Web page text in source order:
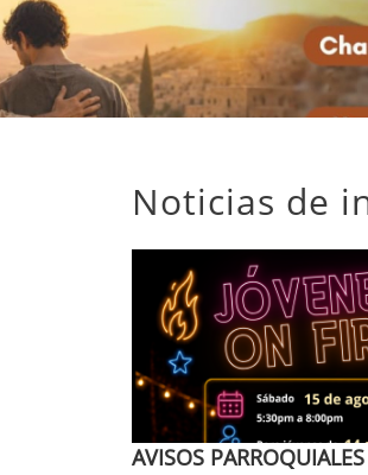
Noticias de
AVISOS PARROQUIALES